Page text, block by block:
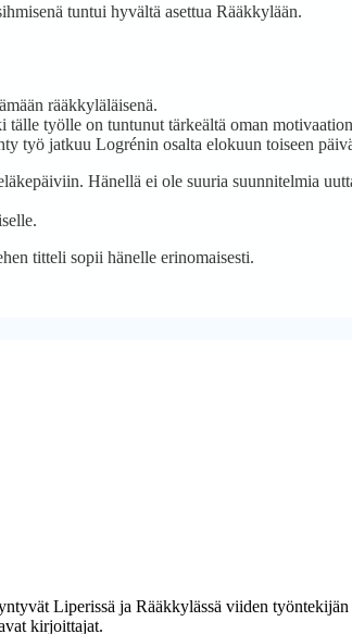
tuntui hyvältä asettua Rääkkylään.
rääkkyläläisenä.
tälle työlle on tuntunut tärkeältä oman
työ jatkuu Logrénin osalta elokuun toiseen
Hänellä ei ole suuria suunnitelmia
titteli sopii hänelle erinomaisesti.
Liperissä ja Rääkkylässä viiden
kirjoittajat.